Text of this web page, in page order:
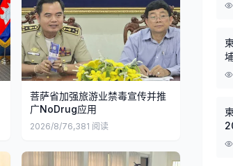
菩萨省加强旅游业禁毒宣传并推
广NoDrug应用
2026/8/76,381 阅读